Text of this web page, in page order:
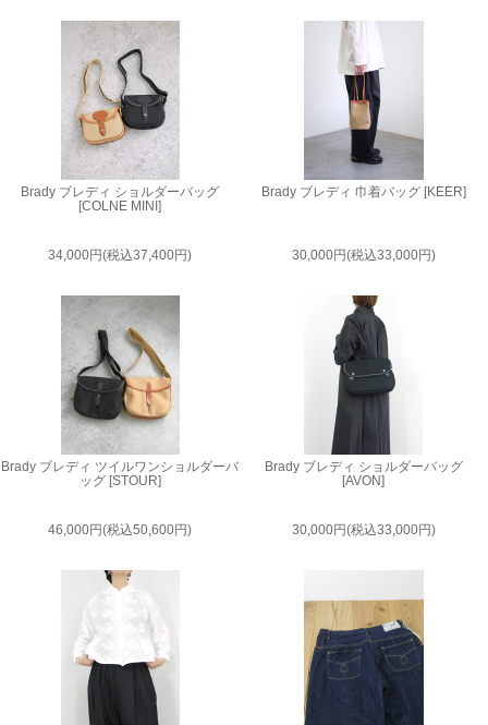
Brady ブレディ ショルダーバッグ
[COLNE MINI]
34,000円(税込37,400円)
Brady ブレディ 巾着バッグ [KEER]
30,000円(税込33,000円)
Brady ブレディ ツイルワンショルダーバ
ッグ [STOUR]
46,000円(税込50,600円)
Brady ブレディ ショルダーバッグ
[AVON]
30,000円(税込33,000円)